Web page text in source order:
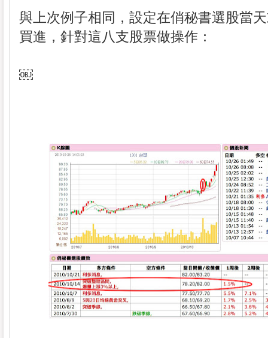
與上次例子相同，設定在俏秘書選股當
買進，針對這八支股票做操作：
￼